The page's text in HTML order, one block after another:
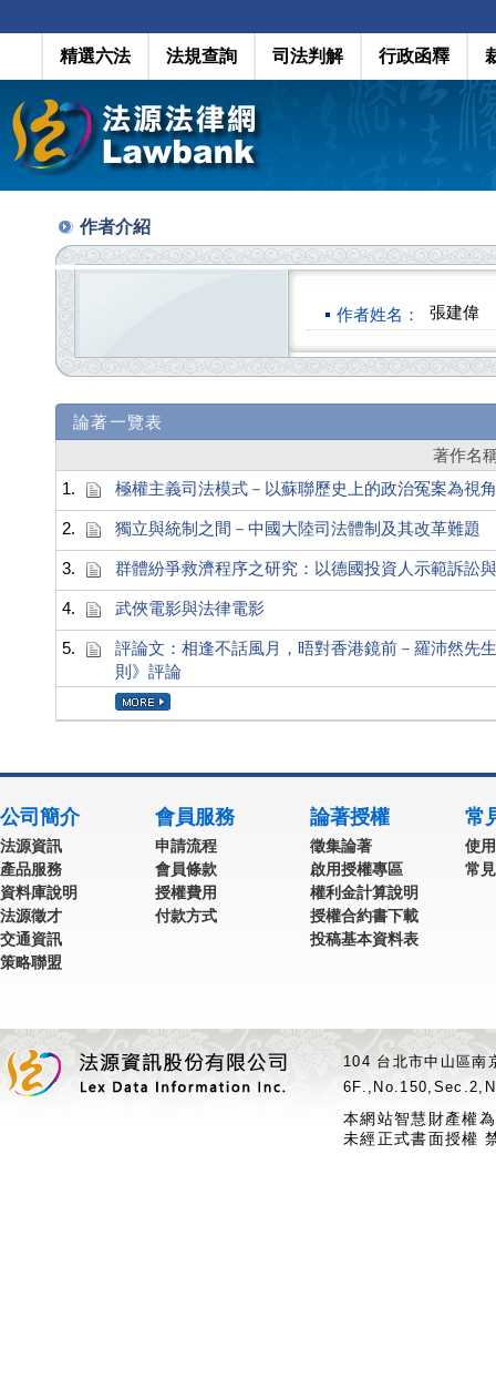
精選六法 法規查詢 司法判解 行政函釋
作者介紹
作者姓名： 張建偉
論著一覽表
著作名
1.
極權主義司法模式－以蘇聯歷史上的政治冤案為視
2. 獨立與統制之間－中國大陸司法體制及其改革難題
3. 群體紛爭救濟程序之研究：以德國投資人示範訴訟
4. 武俠電影與法律電影
5.
評論文：相逢不話風月，晤對香港鏡前－羅沛然先
則》評論
公司簡介
法源資訊
產品服務
資料庫說明
法源徵才
交通資訊
策略聯盟
會員服務
申請流程
會員條款
授權費用
付款方式
論著授權
徵集論著
啟用授權專區
權利金計算說明
授權合約書下載
投稿基本資料表
常
使
常
104 台北市中山區
本網站智慧財產權
未經正式書面授權